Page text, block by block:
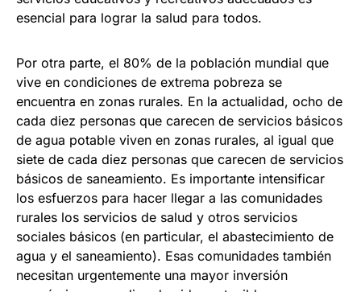
esencial para lograr la salud para todos.
Por otra parte, el 80% de la población mundial que
vive en condiciones de extrema pobreza se
encuentra en zonas rurales. En la actualidad, ocho de
cada diez personas que carecen de servicios básicos
de agua potable viven en zonas rurales, al igual que
siete de cada diez personas que carecen de servicios
básicos de saneamiento. Es importante intensificar
los esfuerzos para hacer llegar a las comunidades
rurales los servicios de salud y otros servicios
sociales básicos (en particular, el abastecimiento de
agua y el saneamiento). Esas comunidades también
necesitan urgentemente una mayor inversión